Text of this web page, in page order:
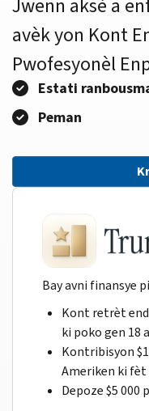
Jwenn aksè a
avèk yon Kont
Pwofesyonèl
Estati
Peman
Bay avni finansye
Kont retrèt
ki poko gen 18
Kontribisyon
Ameriken ki fèt
Depoze $5 000